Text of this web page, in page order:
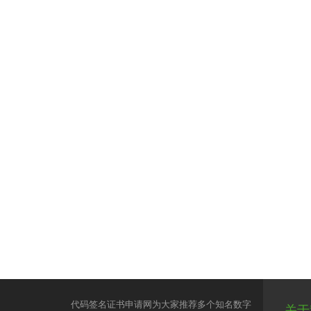
代码签名证书申请网为大家推荐多个知名数字